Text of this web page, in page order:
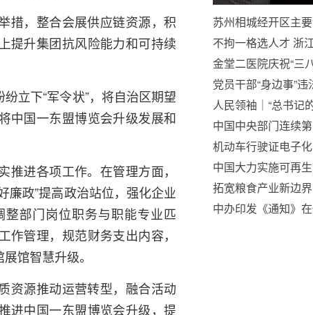
措，整合会展供应链资源，积
提升集团抗风险能力和可持续
立下“军令状”，将自治区期望
中国一东盟博览会升级发展和
进各项工作。在管理方面，
廉政”提高政治站位，强化企业
部门岗位职务与职能专业匹
管理，规范财务支出内容，
馆智慧升级。
资源推动运营转型，融合活动
进中国一东盟博览会升级，提
苏州相城经开区主
载体专题调研
不拘一格选人才 浙
举行
金堂二医院庆祝“三
彩
党员干部“身边事”
人民领袖｜“总书记
暖”
中国中央部门连续
机动车行驶证电子
应用
中国大力实施可再
拓宽粮食产业新边
叶草“丰产双粮”模
中办印发《通知》